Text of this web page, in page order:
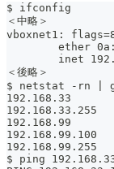
$ ifconfig
＜中略＞
vboxnet1:
ether
inet
＜後略＞
$ netstat -rn |
192.168.33
192.168.99
$ ping